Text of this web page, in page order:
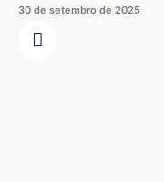
30 de setembro de 2025